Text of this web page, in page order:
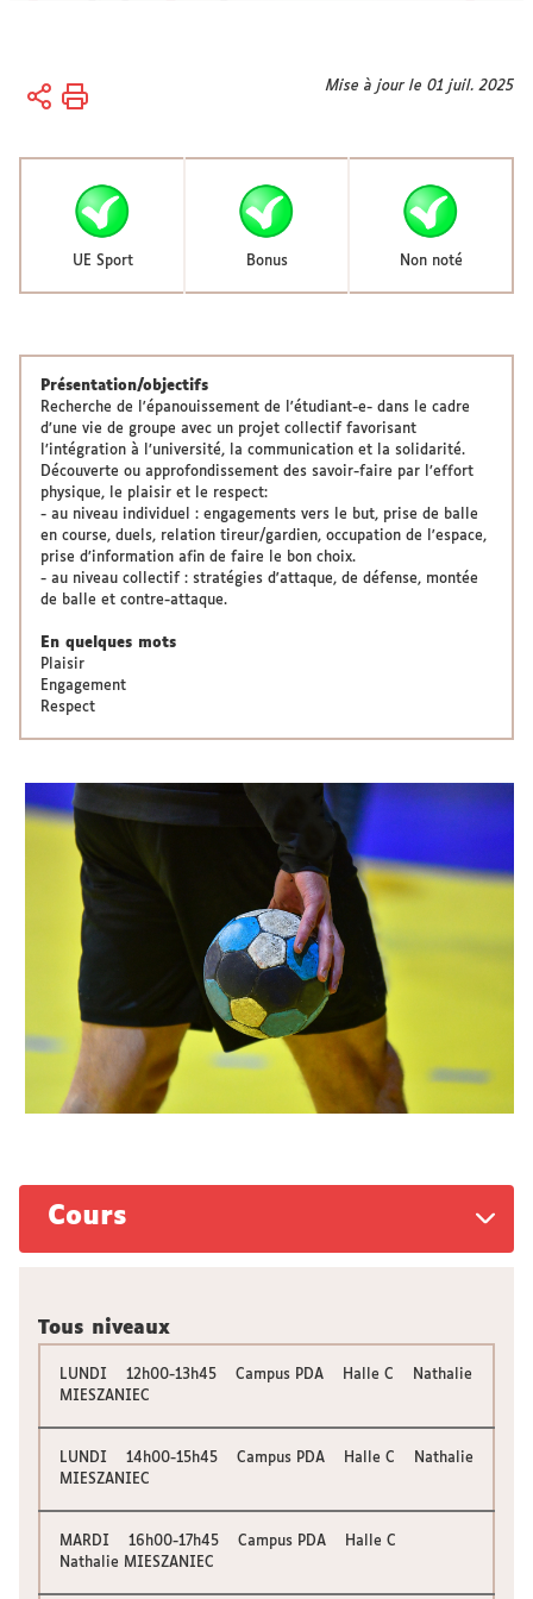
Vous
Accueil
Mise à jour le 01 juil. 2025
UE Sport Bonus Non noté
Présentation/objectifs
Recherche de l'épanouissement de l'étudiant-e- dans le cadre
d’une vie de groupe avec un projet collectif favorisant
l’intégration à l’université, la communication et la solidarité.
Découverte ou approfondissement des savoir-faire par l’effort
physique, le plaisir et le respect:
- au niveau individuel : engagements vers le but, prise de balle
en course, duels, relation tireur/gardien, occupation de l'espace,
prise d’information afin de faire le bon choix.
- au niveau collectif : stratégies d'attaque, de défense, montée
de balle et contre-attaque.
En quelques mots
Plaisir
Engagement
Respect
Cours
Tous niveaux
LUNDI 12h00-13h45 Campus PDA Halle C Nathalie
MIESZANIEC
LUNDI 14h00-15h45 Campus PDA Halle C Nathalie
MIESZANIEC
MARDI 16h00-17h45 Campus PDA Halle C
Nathalie MIESZANIEC